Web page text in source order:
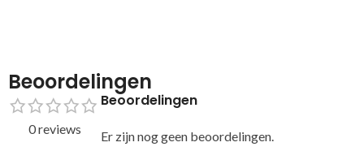
Beoordelingen
0 reviews
Beoordelingen
Er zijn nog geen beoordelingen.